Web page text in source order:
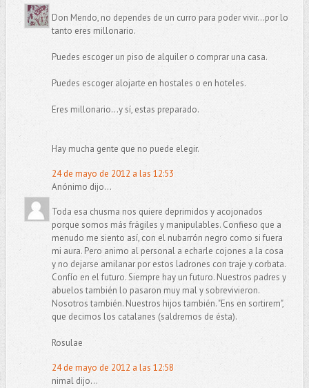
Don Mendo, no dependes de un curro para poder vivir...por lo
tanto eres millonario.
Puedes escoger un piso de alquiler o comprar una casa.
Puedes escoger alojarte en hostales o en hoteles.
Eres millonario...y sí, estas preparado.
Hay mucha gente que no puede elegir.
24 de mayo de 2012 a las 12:53
Anónimo dijo...
Toda esa chusma nos quiere deprimidos y acojonados
porque somos más frágiles y manipulables. Confieso que a
menudo me siento así, con el nubarrón negro como si fuera
mi aura. Pero animo al personal a echarle cojones a la cosa
y no dejarse amilanar por estos ladrones con traje y corbata.
Confío en el futuro. Siempre hay un futuro. Nuestros padres y
abuelos también lo pasaron muy mal y sobrevivieron.
Nosotros también. Nuestros hijos también. "Ens en sortirem",
que decimos los catalanes (saldremos de ésta).
Rosulae
24 de mayo de 2012 a las 12:58
nimal dijo...